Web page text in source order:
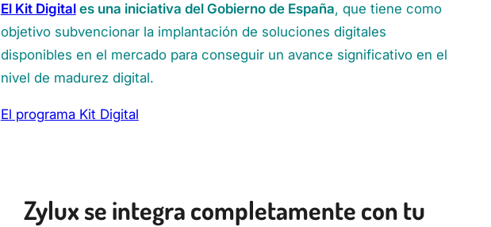
El Kit Digitales una iniciativa del Gobierno de España, que tiene como
objetivo subvencionar la implantación de soluciones digitales
disponibles en el mercado para conseguir un avance significativo en el
nivel de madurez digital.
El programa Kit Digital
Zylux se integra completamente con tu